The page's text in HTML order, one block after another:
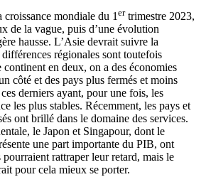
mondiale du 1 ertrimestre 2023,
de la vague, puis d’une évolution
hausse. L’Asie devrait suivre la
régionales sont toutefois
continent en deux, on a des économies
côté et des pays plus fermés et moins
derniers ayant, pour une fois, les
les plus stables. Récemment, les pays et
ont brillé dans le domaine des services.
le Japon et Singapour, dont le
une part importante du PIB, ont
rattraper leur retard, mais le
pour cela mieux se porter.